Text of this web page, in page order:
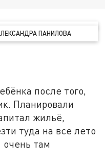
ПАНИЛОВА
после того,
Планировали
жильё,
туда на все лето
очень там